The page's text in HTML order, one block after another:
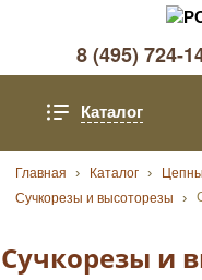
8 (495) 724-
Каталог
Главная Каталог
Сучкорезы и высоторезы
Сучкорезы и